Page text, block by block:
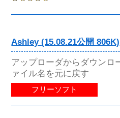
Ashley (15.08.21公開 806K)
アップローダからダウンロ
ァイル名を元に戻す
フリーソフト